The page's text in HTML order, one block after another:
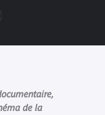
de la